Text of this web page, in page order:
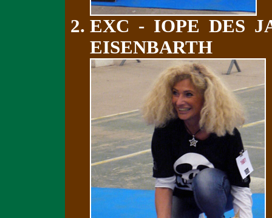
EXC - IOPE DES
EISENBARTH